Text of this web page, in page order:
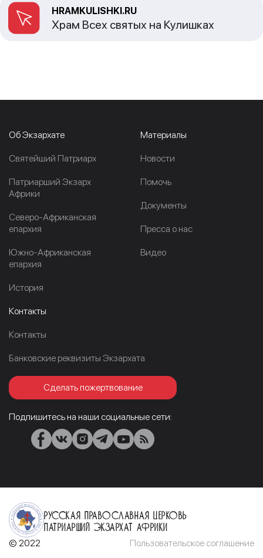
HRAMKULISHKI.RU
Храм Всех святых на Кулишках
Об Экзархате
Cвятейший Патриарх
Патриарший Экзарх
Африки
Северо-Африканская
епархия
Южно-Африканская
епархия
История
Материалы
Новости
Помочь
Документы
Пресса о нас
Видео
Контакты
Контакты
Банковские реквизиты Экзархата
Сделать пожертвование
Подпишитесь на наши социальные сети:
Русская Православная Церковь
Патриарший Экзархат Африки
© 2022 Пользовательское соглашение